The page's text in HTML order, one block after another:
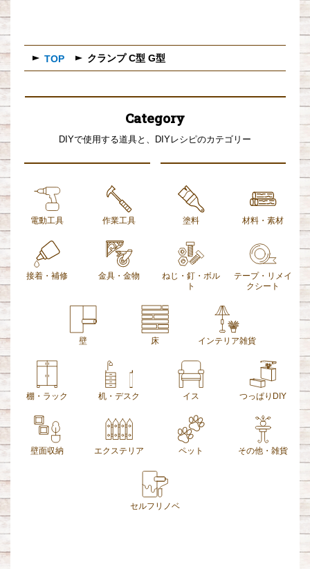
TOP クランプ C型 G型
Category
DIYで使用する道具と、DIYレシピのカテゴリー
電動工具 作業工具 塗料 材料・素材
接着・補修 金具・金物
ねじ・釘・ボル
ト
テープ・リメイ
クシート
壁 床 インテリア雑貨
棚・ラック 机・デスク イス つっぱりDIY
壁面収納 エクステリア ペット その他・雑貨
セルフリノベ